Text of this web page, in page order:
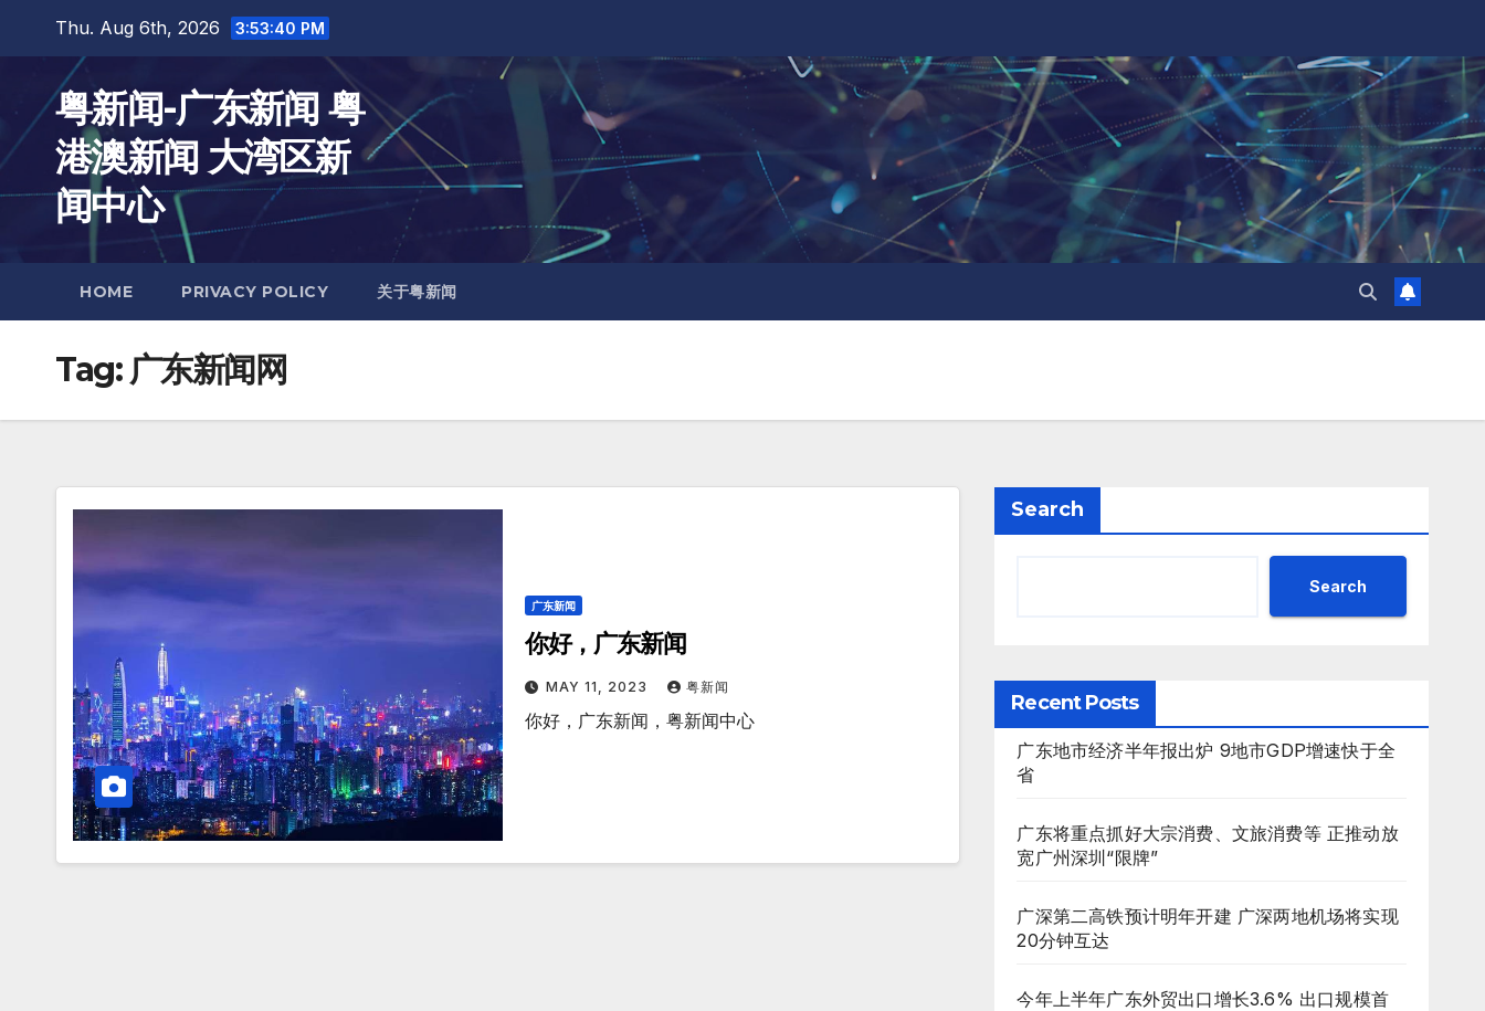
content
Thu. Aug 6th, 2026 3:53:41 PM
粤新闻-广东新闻 粤
港澳新闻 大湾区新
闻中心
HOME PRIVACY POLICY 关于粤新闻
Tag: 广东新闻网
广东新闻
你好，广东新闻
MAY 11, 2023 粤新闻
你好，广东新闻，粤新闻中心
Search
Search
Recent Posts
广东地市经济半年报出炉 9地市GDP增速快于全
省
广东将重点抓好大宗消费、文旅消费等 正推动放
宽广州深圳“限牌”
广深第二高铁预计明年开建 广深两地机场将实现
20分钟互达
今年上半年广东外贸出口增长3.6% 出口规模首